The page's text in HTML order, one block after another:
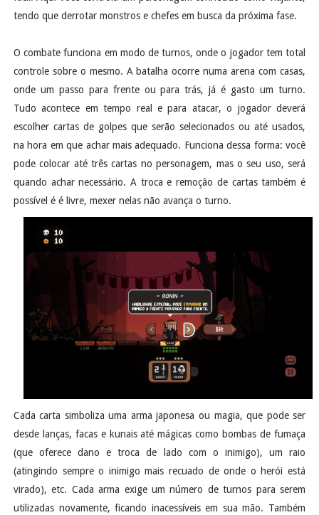
tendo que derrotar monstros e chefes em busca da próxima fase.
O combate funciona em modo de turnos, onde o jogador tem total
controle sobre o mesmo. A batalha ocorre numa arena com casas,
onde um passo para frente ou para trás, já é gasto um turno.
Tudo acontece em tempo real e para atacar, o jogador deverá
escolher cartas de golpes que serão selecionados ou até usados,
na hora em que achar mais adequado. Funciona dessa forma: você
pode colocar até três cartas no personagem, mas o seu uso, será
quando achar necessário. A troca e remoção de cartas também é
possível é é livre, mexer nelas não avança o turno.
Cada carta simboliza uma arma japonesa ou magia, que pode ser
desde lanças, facas e kunais até mágicas como bombas de fumaça
(que oferece dano e troca de lado com o inimigo), um raio
(atingindo sempre o inimigo mais recuado de onde o herói está
virado), etc. Cada arma exige um número de turnos para serem
utilizadas novamente, ficando inacessíveis em sua mão. Também